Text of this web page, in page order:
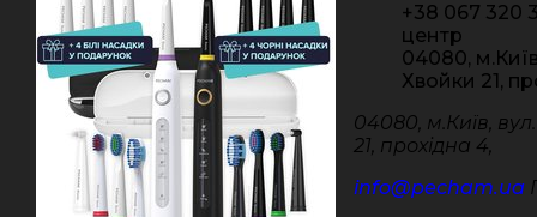
+38 067 320
центр
04080,
Хвойки 21,
04080, м.Київ,
21, прохідна 4,
info@pecham.ua